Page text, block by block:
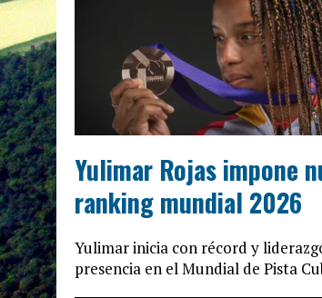
Yulimar Rojas impone
ranking mundial 2026
Yulimar inicia con récord y
presencia en el Mundial de Pista